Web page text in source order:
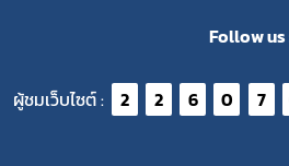
Follow us
ผู้ชมเว็บไซต์ : 2 2 6 0 7